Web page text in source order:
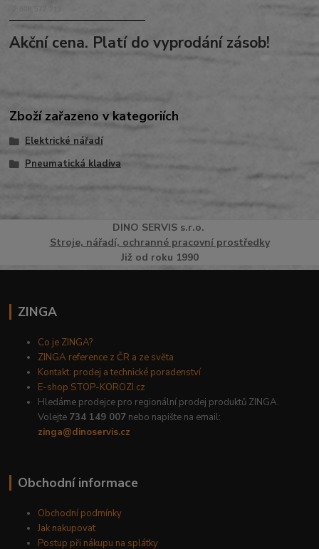
Akční cena. Platí do vyprodání zásob!
Zboží zařazeno v kategoriích
Elektrické nářadí
Pneumatická kladiva
DINO SERVISs.r.o.
Stroje, nářadí, ochranné pracovní prostředky
Již od roku 1990
ZINGA
Co je ZINGA?
ZINGA reference z ČR a ze světa
Kontakt: prodej a technické poradenství
E-shop STOP-KOROZI.cz
Hledáme prodejce pro regionální prodej produktů ZINGA.
Volejte 734 149 007 nebo napište na email:
zinga@dinoservis.cz
Obchodní informace
Obchodní podmínky
Jak nakupovat
Postup při nákupu na splátky